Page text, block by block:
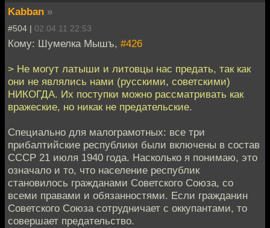
Kabban »
#504 | 02.04.11 22:53
Кому: Шумелка Мышъ, #426
> Не могут латыши и литовцы нас предать, так как
они не являлись нами (русскими, советскими)
НИКОГДА. Их поступки можно рассматривать как
вражеские, но никак не предательские.
Специально для малограмотных: все три
прибалтийские республики были включены в состав
СССР 21 июля 1940 года. Насколько я понимаю, это
означало и то, что население республик
становилось гражданами Советского Союза, со
всеми правами и обязанностями. Если гражданин
Советского Союза сотрудничает с оккупантами, то
совершает предательство.